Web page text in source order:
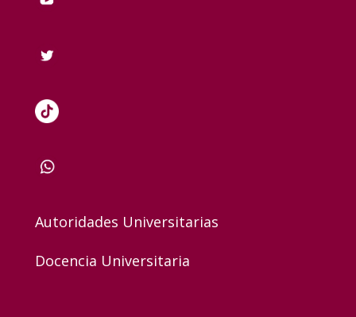
Autoridades Universitarias
Docencia Universitaria